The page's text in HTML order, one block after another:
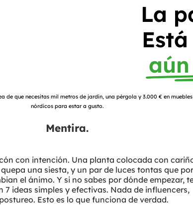
La
de que necesitas mil metros de jardín, una pérgola y 3.000 € en muebles
nórdicos para estar a gusto.
Mentira.
con intención. Una planta colocada con
una siesta, y un par de luces tontas que por
el ánimo. Y si no sabes por dónde empezar,
7 ideas simples y efectivas. Nada de influencers,
Esto es lo que funciona de verdad.